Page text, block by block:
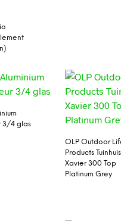
3/4 glas
OLP Outdoor
Products Tuinhuis
Xavier 300 Top
Platinum Grey